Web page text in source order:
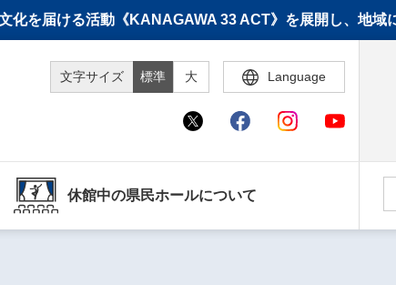
を届ける活動《KANAGAWA 33 ACT》を展開し、地域
文字サイズ 標準 大 Language
休館中の県民ホールについて